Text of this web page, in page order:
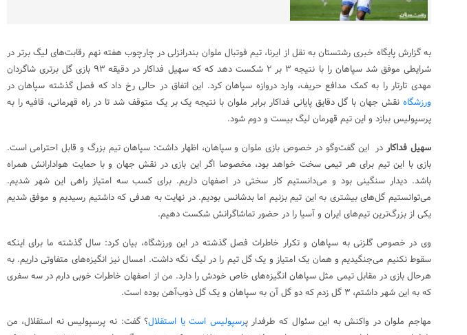
به گزارش پایگاه خبری رشتستان به نقل از ایرنا، تیم فوتبال ملوان بندرانزلی در چارچوب هفته نهم رقابت‌های لیگ برتر در
شرایطی موفق شد سپاهان را با نتیجه ۳ بر ۲ شکست دهد که که سهیل فداکار در دقیقه ۹۳ بازی گل برتری شاگردان
مهدی تارتار را به کمک مدافع حریف، وارد دروازه سپاهان کرد. این اتفاق در حالی رخ داد که فصل گذشته سپاهان در
ورزشگاه نقش جهان با گل دقایق پایانی فداکار برابر ملوان با نتیجه یک بر یک متوقف شد تا در راه قهرمانی، قافیه را به
پرسپولیس ببازد و این تیم قهرمان لیگ بیست و دوم شود.
سهیل فداکار در این گفت‌وگو در خصوص بازی ملوان و سپاهان، اظهار داشت: سپاهان تیم بزرگ و قابل احترامی است.
بازی با این تیم برای هر تیمی سخت خواهد بود، مخصوصا اگر این بازی در نقش جهان و با حمایت هوادارانش همراه
باشد. دیدار سنگینی بود و می‌دانستیم کار سختی در اصفهان داریم. برای کسب سه امتیاز راهی این شهر شدیم.
می‌توانستیم گل‌های بیشتری به این تیم بزنیم اما بدشانس بودیم. در نهایت به هدفی که داشتیم رسیدیم و موفق شدیم
یکی از بزرگ‌ترین تیم‌های ایران و آسیا را در حضور تماشاگرانش شکست دهیم.
وی در خصوص گلزنی به سپاهان و تکرار خاطرات فصل گذشته در این ورزشگاه، بیان کرد: سال گذشته ما برای اینکه
سقوط نکنیم می‌جنگیدیم و همان یک امتیاز و یک گل تیم را در لیگ نگه داشت. امسال نیز انگیزه‌های متفاوتی داریم. به
هرحال بازی در مقابل تیمی مثل سپاهان انگیزه‌های خاص خودش را دارد. من از اصفهان خاطرات خوبی دارم در سه سفری
که به این شهر داشتم، ۳ گل زدم که دو گل آن به سپاهان و یک گل ذوب‌آهن بوده است.
مهاجم ملوان در واکنش به این سئوال که طرفدار پرسپولیس است یا استقلال؟ گفت: نه پرسپولیس نه استقلال، من